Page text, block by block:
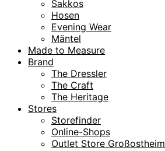
Sakkos
Hosen
Evening Wear
Mäntel
Made to Measure
Brand
The Dressler
The Craft
The Heritage
Stores
Storefinder
Online-Shops
Outlet Store Großostheim